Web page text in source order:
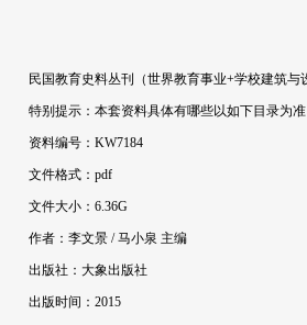
民国教育史料丛刊（世界教育事业+学校建筑与
特别提示：本套资料具体有哪些以如下目录为准
资料编号：KW7184
文件格式：pdf
文件大小：6.36G
作者：李文景 / 马小泉 主编
出版社：大象出版社
出版时间：2015